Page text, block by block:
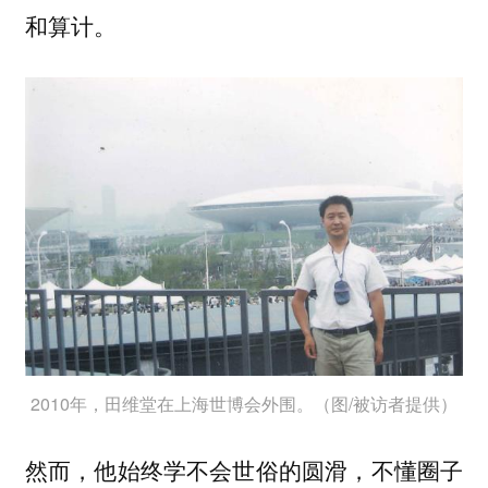
和算计。
2010年，田维堂在上海世博会外围。（图/被访者提供）
然而，他始终学不会世俗的圆滑，不懂圈子